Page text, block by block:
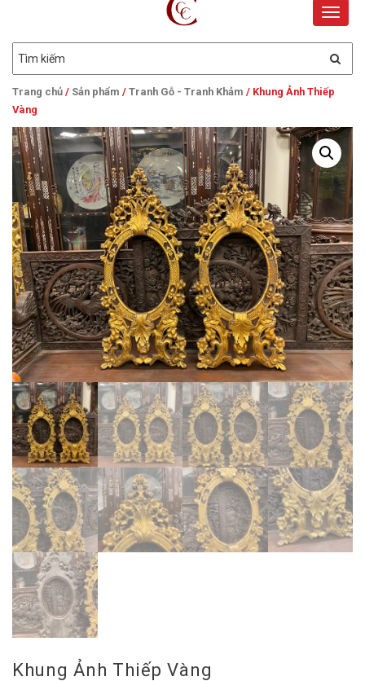
Toggle
Trang chủ / Sản phẩm / Tranh Gỗ - Tranh Khảm / Khung Ảnh Thiếp
Vàng
Khung Ảnh Thiếp Vàng